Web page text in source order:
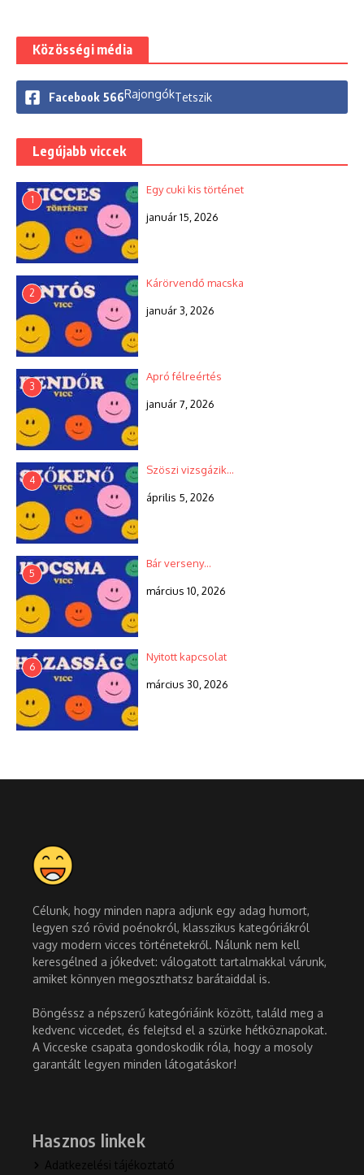
Közösségi média
Facebook 566RajongókTetszik
Legújabb viccek
1
Egy cuki kis történet
január 15, 2026
2
Kárörvendő macska
január 3, 2026
3
Apró félreértés
január 7, 2026
4
Szöszi vizsgázik…
április 5, 2026
5
Bár verseny…
március 10, 2026
6
Nyitott kapcsolat
március 30, 2026
Célunk, hogy minden napra adjunk egy adag humort,
legyen szó rövid poénokról, klasszikus kategóriákról
vagy modern vicces történetekről. Nálunk nem kell
keresgélned a jókedvet: válogatott tartalmakkal várunk,
amiket könnyen megoszthatsz barátaiddal is.
Böngéssz a népszerű kategóriáink között, találd meg a
kedvenc viccedet, és felejtsd el a szürke hétköznapokat.
A Vicceske csapata gondoskodik róla, hogy a mosoly
garantált legyen minden látogatáskor!
Hasznos linkek
Adatkezelési tájékoztató